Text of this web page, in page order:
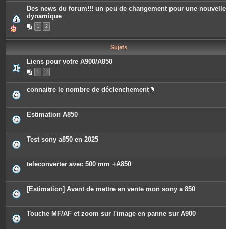
c
e
n
Des news du forum!!! un peu de changement pour une nouvelle
dynamique
1 2
Sujets
Liens pour votre A900/A850
1 2
connaitre le nombre de déclenchement
è
j
t
Estimation A850
Test sony a850 en 2025
teleconverter avec 500 mm +A850
[Estimation] Avant de mettre en vente mon sony a 850
Touche MF/AF et zoom sur l'image en panne sur A900